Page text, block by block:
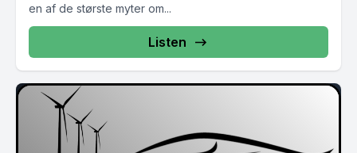
en af de største myter om...
Listen